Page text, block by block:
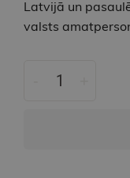
Latvijā un
valsts